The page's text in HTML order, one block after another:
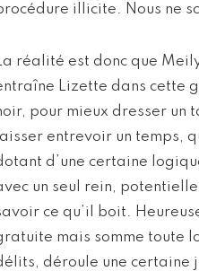
illicite. Nous ne
réalité est donc que
Lizette dans cette
pour mieux dresser un
entrevoir un temps,
d’une certaine
un seul rein,
ce qu’il boit.
mais somme toute
déroule une certaine